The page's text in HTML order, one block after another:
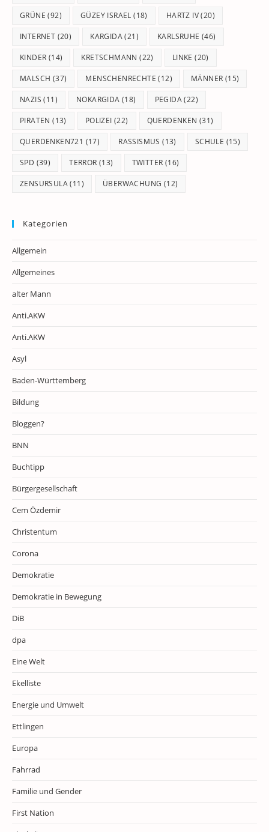
GRÜNE (92) GÜZEY ISRAEL (18) HARTZ IV(20)
INTERNET (20) KARGIDA(21) KARLSRUHE (46)
KINDER (14) KRETSCHMANN (22) LINKE (20)
MALSCH (37) MENSCHENRECHTE (12) MÄNNER (15)
NAZIS (11) NOKARGIDA (18) PEGIDA(22)
PIRATEN (13) POLIZEI (22) QUERDENKEN (31)
QUERDENKEN721 (17) RASSISMUS (13) SCHULE (15)
SPD (39) TERROR (13) TWITTER (16)
ZENSURSULA(11) ÜBERWACHUNG (12)
Kategorien
Allgemein
Allgemeines
alter Mann
Anti.AKW
Anti.AKW
Asyl
Baden-Württemberg
Bildung
Bloggen?
BNN
Buchtipp
Bürgergesellschaft
Cem Özdemir
Christentum
Corona
Demokratie
Demokratie in Bewegung
DiB
dpa
Eine Welt
Ekelliste
Energie und Umwelt
Ettlingen
Europa
Fahrrad
Familie und Gender
First Nation